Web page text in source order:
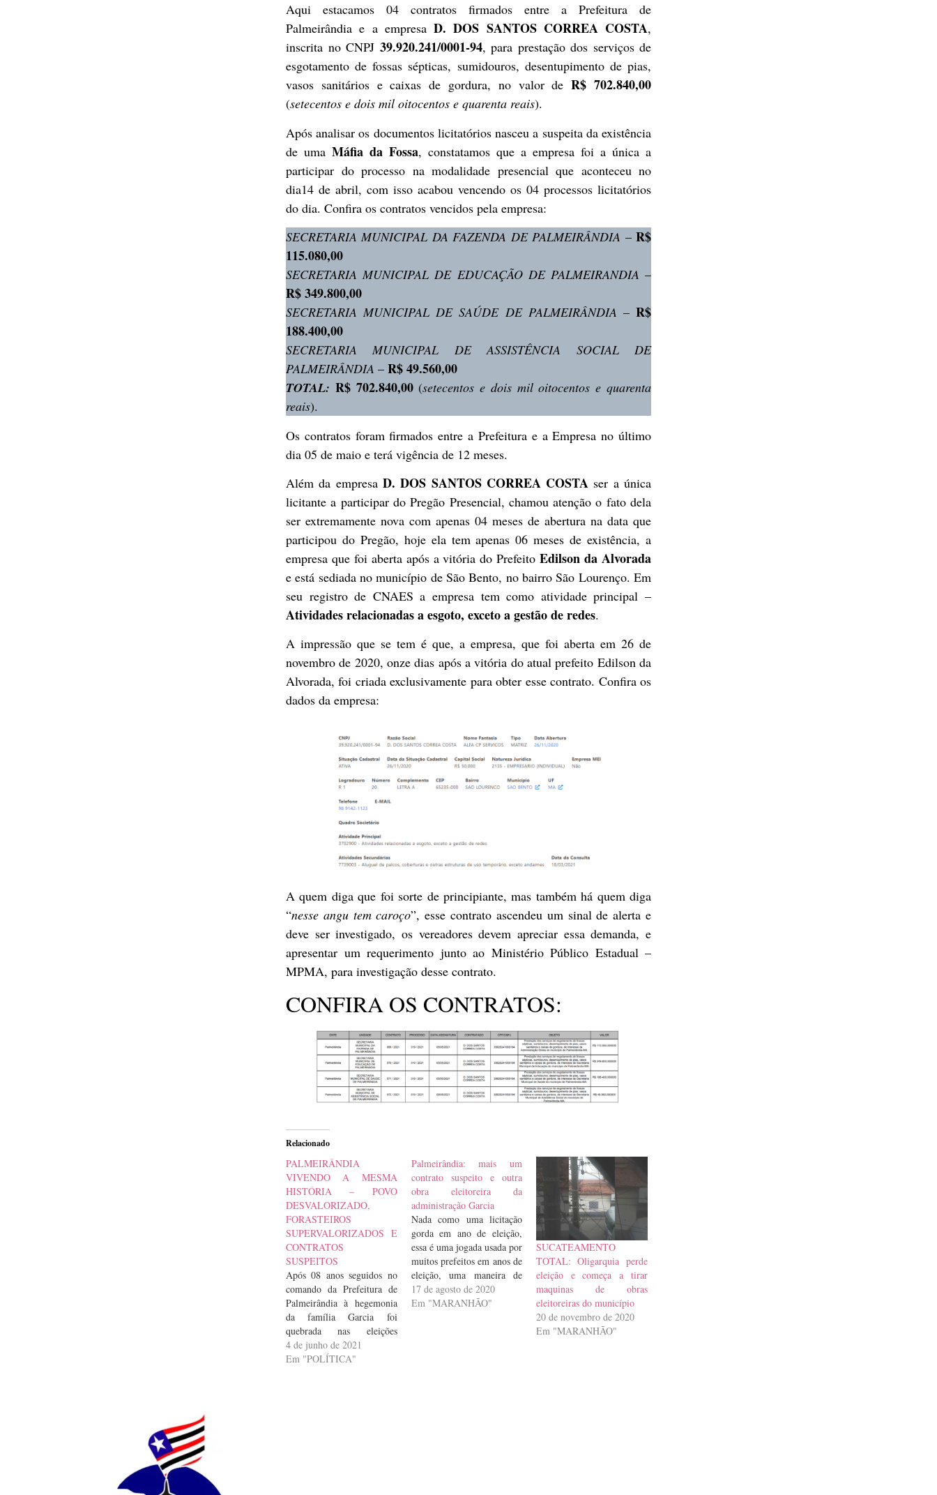
Aqui estacamos 04 contratos firmados entre a Prefeitura de
Palmeirândia e a empresa D. DOS SANTOS CORREA COSTA,
inscrita no CNPJ 39.920.241/0001-94, para prestação dos serviços de
esgotamento de fossas sépticas, sumidouros, desentupimento de pias,
vasos sanitários e caixas de gordura, no valor deR$ 702.840,00
(setecentos e dois mil oitocentos e quarenta reais).
Após analisar os documentos licitatórios nasceu a suspeita da existência
de uma Máfia da Fossa, constatamos que a empresa foi a única a
participar do processo na modalidade presencial que aconteceu no
dia14 de abril, com isso acabou vencendo os 04 processos licitatórios
do dia. Confira os contratos vencidos pela empresa:
SECRETARIA MUNICIPAL DA FAZENDA DE PALMEIRÂNDIA –R$
115.080,00
SECRETARIA MUNICIPAL DE EDUCAÇÃO DE PALMEIRANDIA –
R$ 349.800,00
SECRETARIA MUNICIPAL DE SAÚDE DE PALMEIRÂNDIA –R$
188.400,00
SECRETARIA MUNICIPAL DE ASSISTÊNCIA SOCIAL DE
PALMEIRÂNDIA – R$ 49.560,00
TOTAL: R$ 702.840,00 (setecentos e dois mil oitocentos e quarenta
reais).
Os contratos foram firmados entre a Prefeitura e a Empresa no último
dia 05 de maio e terá vigência de 12 meses.
Além da empresa D. DOS SANTOS CORREA COSTA ser a única
licitante a participar do Pregão Presencial, chamou atenção o fato dela
ser extremamente nova com apenas 04 meses de abertura na data que
participou do Pregão, hoje ela tem apenas 06 meses de existência, a
empresa que foi aberta após a vitória do PrefeitoEdilson da Alvorada
e está sediada no município de São Bento, no bairro São Lourenço. Em
seu registro de CNAES a empresa tem como atividade principal –
Atividades relacionadas a esgoto, exceto a gestão de redes.
A impressão que se tem é que, a empresa, que foi aberta em 26 de
novembro de 2020, onze dias após a vitória do atual prefeito Edilson da
Alvorada, foi criada exclusivamente para obter esse contrato. Confira os
dados da empresa:
A quem diga que foi sorte de principiante, mas também há quem diga
“nesse angu tem caroço”, esse contrato ascendeu um sinal de alerta e
deve ser investigado, os vereadores devem apreciar essa demanda, e
apresentar um requerimento junto ao Ministério Público Estadual –
MPMA, para investigação desse contrato.
CONFIRA OS CONTRATOS:
Relacionado
PALMEIRÂNDIA
VIVENDO A MESMA
HISTÓRIA – POVO
DESVALORIZADO,
FORASTEIROS
SUPERVALORIZADOS E
CONTRATOS
SUSPEITOS
Após 08 anos seguidos no
comando da Prefeitura de
Palmeirândia à hegemonia
da família Garcia foi
quebrada nas eleições
municipais de 2020 pelo
então candidato a época,
4 de junho de 2021
Em "POLÍTICA"
Palmeirândia: mais um
contrato suspeito e outra
obra eleitoreira da
administração Garcia
Nada como uma licitação
gorda em ano de eleição,
essa é uma jogada usada por
muitos prefeitos em anos de
eleição, uma maneira de
tentar melhorar a imagem
perante a opinião pública e,
17 de agosto de 2020
Em "MARANHÃO"
SUCATEAMENTO
TOTAL: Oligarquia perde
eleição e começa a tirar
maquinas de obras
eleitoreiras do município
20 de novembro de 2020
Em "MARANHÃO"